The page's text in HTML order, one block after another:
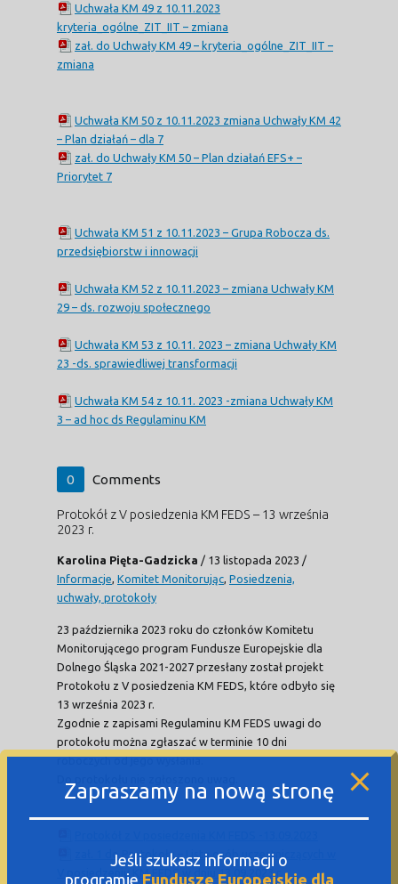
Uchwała KM 49 z 10.11.2023
kryteria_ogólne_ZIT_IIT – zmiana
zał. do Uchwały KM 49 – kryteria_ogólne_ZIT_IIT –
zmiana
Uchwała KM 50 z 10.11.2023 zmiana Uchwały KM 42
– Plan działań – dla 7
zał. do Uchwały KM 50 – Plan działań EFS+ –
Priorytet 7
Uchwała KM 51 z 10.11.2023 – Grupa Robocza ds.
przedsiębiorstw i innowacji
Uchwała KM 52 z 10.11.2023 – zmiana Uchwały KM
29 – ds. rozwoju społecznego
Uchwała KM 53 z 10.11. 2023 – zmiana Uchwały KM
23 -ds. sprawiedliwej transformacji
Uchwała KM 54 z 10.11. 2023 -zmiana Uchwały KM
3 – ad hoc ds Regulaminu KM
0 Comments
Protokół z V posiedzenia KM FEDS – 13 września
2023 r.
Karolina Pięta-Gadzicka / 13 listopada 2023 /
Informacje Komitet Monitorując Posiedzenia,
uchwały, protokoły
23 października 2023 roku do członków Komitetu
Monitorującego program Fundusze Europejskie dla
Dolnego Śląska 2021-2027 przesłany został projekt
Protokołu z V posiedzenia KM FEDS, które odbyło się
13 września 2023 r.
Zgodnie z zapisami Regulaminu KM FEDS uwagi do
protokołu można zgłaszać w terminie 10 dni
roboczych od jego wysłania.
zał. 1 do Protokołu – Lista osób uczestniczących w
V posiedzeniu KM FEDS w dniu 13.09.2023 r.
Zapraszamy na nową stronę
Jeśli szukasz informacji o
programie Fundusze Europejskie dla